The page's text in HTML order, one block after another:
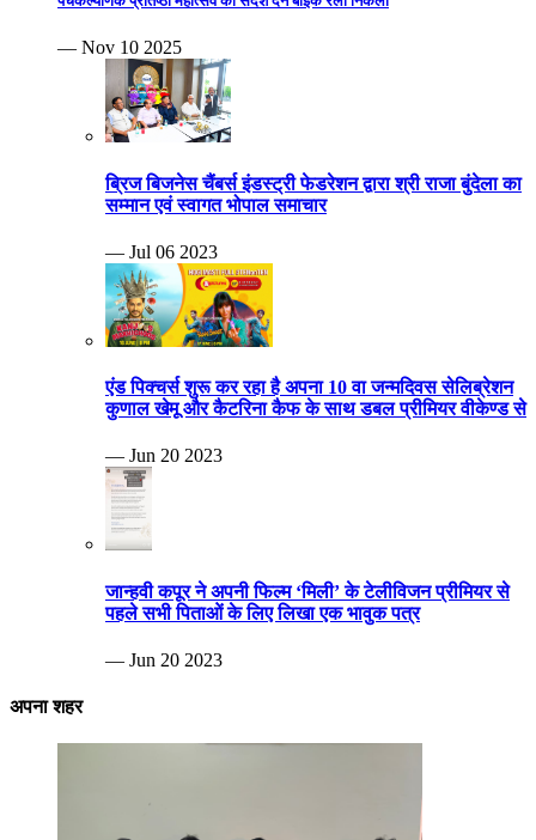
— Nov 10 2025
ब्रिज बिजनेस चैंबर्स इंडस्ट्री फेडरेशन द्वारा श्री राजा बुंदेला का
सम्मान एवं स्वागत भोपाल समाचार
— Jul 06 2023
एंड पिक्चर्स शुरू कर रहा है अपना 10 वा जन्मदिवस सेलिब्रेशन
कुणाल खेमू और कैटरिना कैफ के साथ डबल प्रीमियर वीकेण्ड से
— Jun 20 2023
जान्हवी कपूर ने अपनी फिल्म ‘मिली’ के टेलीविजन प्रीमियर से
पहले सभी पिताओं के लिए लिखा एक भावुक पत्र
— Jun 20 2023
अपना शहर